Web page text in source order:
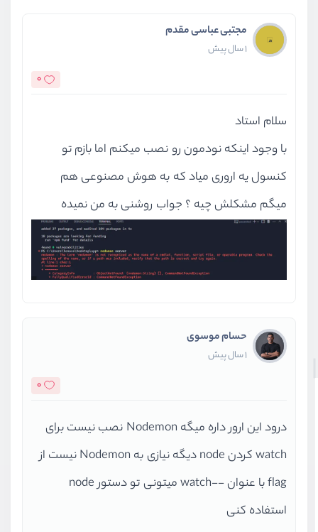
مجتبی عباسی مقدم
1 سال پیش
0
سلام استاد
با وجود اینکه نودمون رو نصب میکنم اما بازم تو
کنسول یه اروری میاد که به هوش مصنوعی هم
میگم مشکلش چیه ؟ جواب روشنی به من نمیده
حسام موسوی
1 سال پیش
0
درود این ارور داره میگه Nodemon نصب نیست برای
watch کردن node دیگه نیازی به Nodemon نیست از
flag با عنوان --watch میتونی تو دستور node
استفاده کنی